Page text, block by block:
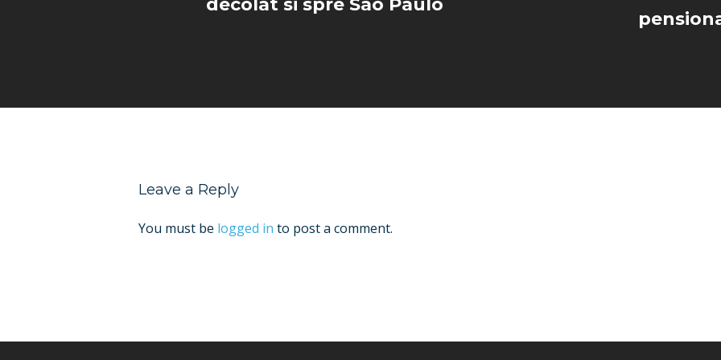
Leave a Reply
You must be logged in to post a comment.